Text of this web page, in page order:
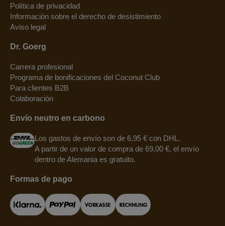
Política de privacidad
Información sobre el derecho de desistimiento
Aviso legal
Dr. Goerg
Carrera profesional
Programa de bonificaciones del Coconut Club
Para clientes B2B
Colaboración
Envío neutro en carbono
Los gastos de envío son de 6,95 € con DHL.
A partir de un valor de compra de 69,00 €, el envío
dentro de Alemania es gratuito.
Formas de pago